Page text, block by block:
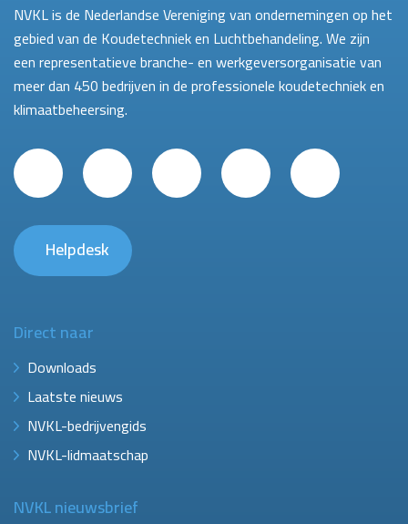
NVKL is de Nederlandse Vereniging van ondernemingen op het
gebied van de Koudetechniek en Luchtbehandeling. We zijn
een representatieve branche- en werkgeversorganisatie van
meer dan 450 bedrijven in de professionele koudetechniek en
klimaatbeheersing.
Helpdesk
Direct naar
Downloads
Laatste nieuws
NVKL-bedrijvengids
NVKL-lidmaatschap
NVKL nieuwsbrief